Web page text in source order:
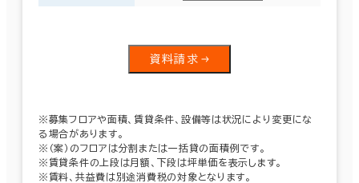
資料請求
※募集フロアや面積、賃貸条件、設備等は状況により変更にな
る場合があります。
※（案）のフロアは分割または一括貸の面積例です。
※賃貸条件の上段は月額、下段は坪単価を表示します。
※賃料、共益費は別途消費税の対象となります。